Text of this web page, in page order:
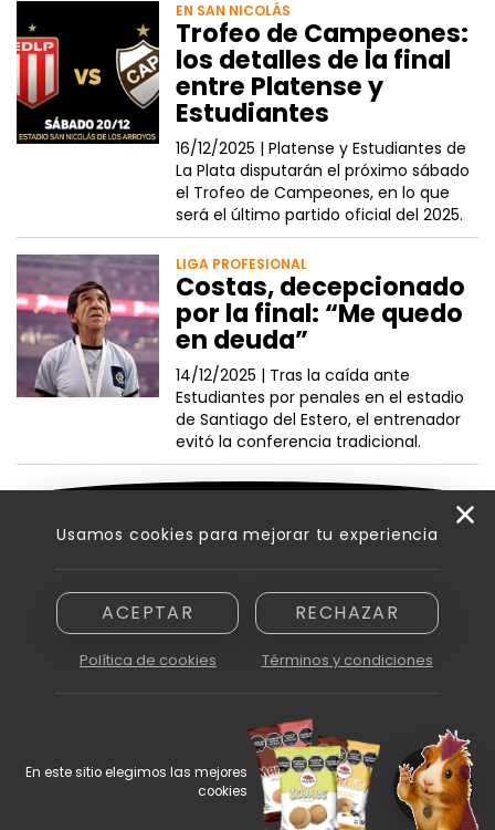
EN SAN NICOLÁS
Trofeo de Campeones:
los detalles de la final
entre Platense y
Estudiantes
16/12/2025 |Platense y Estudiantes de
La Plata disputarán el próximo sábado
el Trofeo de Campeones, en lo que
será el último partido oficial del 2025.
LIGA PROFESIONAL
Costas, decepcionado
por la final: “Me quedo
en deuda”
14/12/2025 | Tras la caída ante
Estudiantes por penales en el estadio
de Santiago del Estero, el entrenador
evitó la conferencia tradicional.
Razón social: Innovamedia S. A. - CUIT asignada: 30-71894810-6
Domicilio: Peatonal Sarmiento 250, piso 6.º, oficina B - Ciudad de
Prohibida la reproducción parcial o total de cualquiera de los
contenidos en este sitio web
Usamos cookies para mejorar tu experiencia
ACEPTAR RECHAZAR
Política de cookies Términos y condiciones
En este sitio elegimos las mejores
cookies